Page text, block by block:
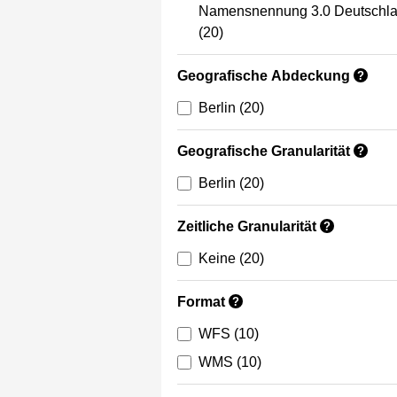
Namensnennung 3.0
(20)
Geografische Abdeckung ?
Berlin (20)
Geografische Granularität ?
Berlin (20)
Zeitliche Granularität ?
Keine (20)
Format ?
WFS (10)
WMS (10)